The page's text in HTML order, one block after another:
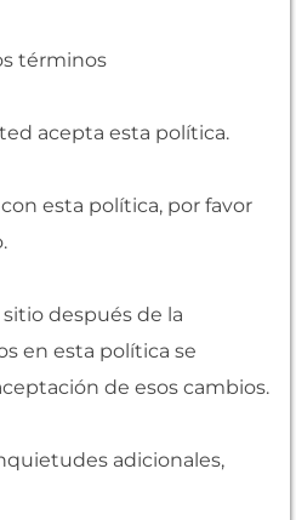
términos
acepta esta política.
esta política, por favor
después de la
en esta política se
de esos cambios.
adicionales,